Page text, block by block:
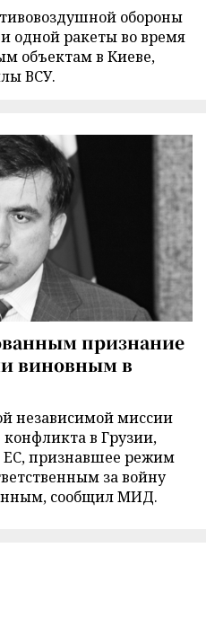
обороны
одной ракеты во время
объектам в Киеве,
ВСУ.
признание
виновным в
независимой миссии
в Грузии,
ЕС, признавшее режим
за войну
сообщил МИД.